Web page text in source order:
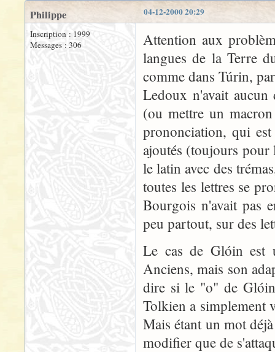
04-12-2000 20:29
Philippe
Inscription : 1999
Messages : 306
Attention aux
langues de la Terre
comme dans Túrin,
Ledoux n'avait
(ou mettre un
prononciation, qui
ajoutés (toujours pour
le latin avec des
toutes les lettres se
Bourgois n'avait pas
peu partout, sur des
Le cas de Glóin est
Anciens, mais son
dire si le "o" de
Tolkien a
Mais étant un mot
modifier que de